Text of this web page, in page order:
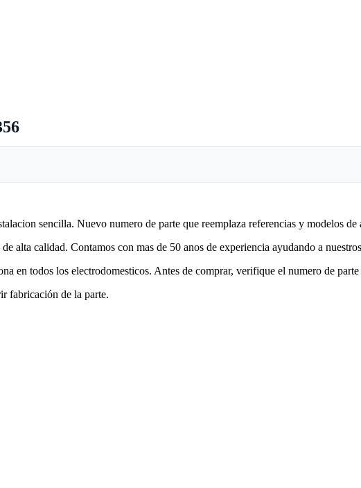
sencilla. Nuevo numero de parte que reemplaza referencias y modelos de
alta calidad. Contamos con mas de 50 anos de experiencia ayudando a
en todos los electrodomesticos. Antes de comprar, verifique el numero de
fabricación de la parte.